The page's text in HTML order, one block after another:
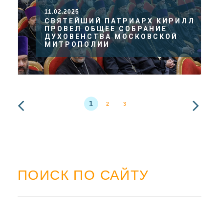
11.02.2025
СВЯТЕЙШИЙ ПАТРИАРХ КИРИЛЛ
ПРОВЕЛ ОБЩЕЕ СОБРАНИЕ
ДУХОВЕНСТВА МОСКОВСКОЙ
МИТРОПОЛИИ
1 2 3
ПОИСК ПО САЙТУ